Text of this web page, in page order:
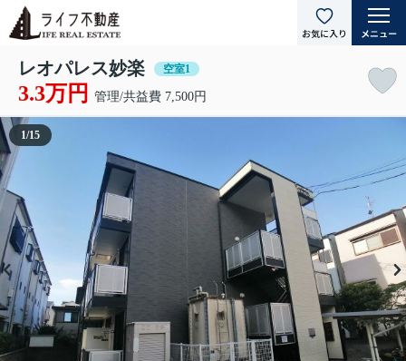
レオパレス妙楽 空室1
3.3万円 管理/共益費 7,500円
1/15